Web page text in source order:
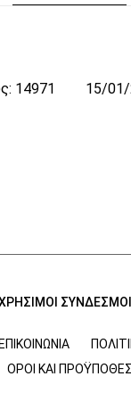
14971 15/01/
ΣΥΝΔΕΣΜΟΙ
ΕΠΙΚΟΙΝΩΝΊΑ
ΌΡΟΙ ΚΑΙ